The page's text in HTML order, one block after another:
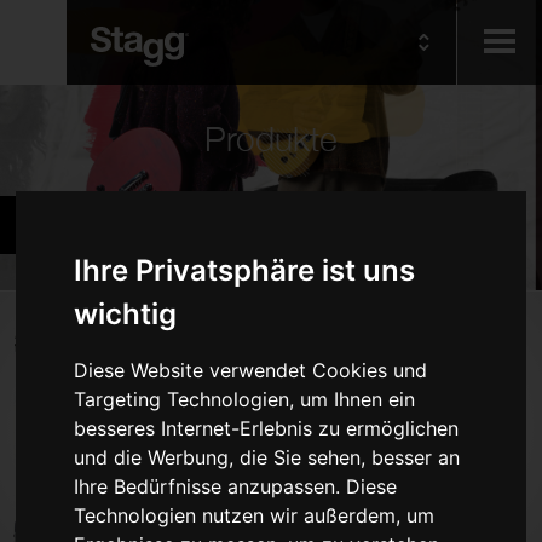
Ihre Privatsphäre ist uns
wichtig
Diese Website verwendet Cookies und
Targeting Technologien, um Ihnen ein
besseres Internet-Erlebnis zu ermöglichen
und die Werbung, die Sie sehen, besser an
Ihre Bedürfnisse anzupassen. Diese
Technologien nutzen wir außerdem, um
Kids
Produkte
Produkte
E-Gitarren
Akustikgitarren
Bassgitarren
Folk-Instrumente
Taschen und Cases